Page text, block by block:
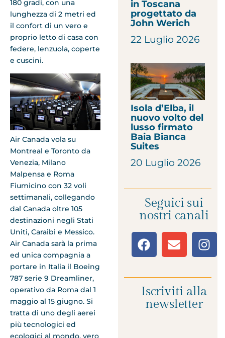
180 gradi, con una
lunghezza di 2 metri ed
il confort di un vero e
proprio letto di casa con
federe, lenzuola, coperte
e cuscini.
Air Canada vola su
Montreal e Toronto da
Venezia, Milano
Malpensa e Roma
Fiumicino con 32 voli
settimanali, collegando
dal Canada oltre 105
destinazioni negli Stati
Uniti, Caraibi e Messico.
Air Canada sarà la prima
ed unica compagnia a
portare in Italia il Boeing
787 serie 9 Dreamliner,
operativo da Roma dal 1
maggio al 15 giugno. Si
tratta di uno degli aerei
più tecnologici ed
ecologici al mondo, vero
in Toscana
progettato da
John Werich
22 Luglio 2026
Isola d’Elba, il
nuovo volto del
lusso firmato
Baia Bianca
Suites
20 Luglio 2026
Seguici sui
nostri canali
Iscriviti alla
newsletter